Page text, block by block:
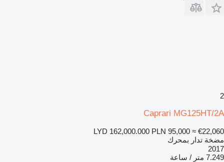
2
Caprari MG125HT/2A
LYD 162,000.000 PLN 95,000 ≈ €22,060
مضخة تدار بمحرك
2017
7.249 متر / ساعة